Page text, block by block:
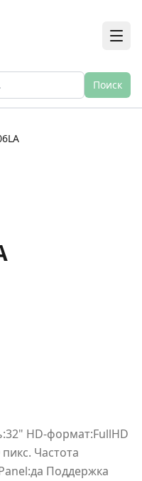
Поиск
HD-формат:FullHD
Частота
Поддержка